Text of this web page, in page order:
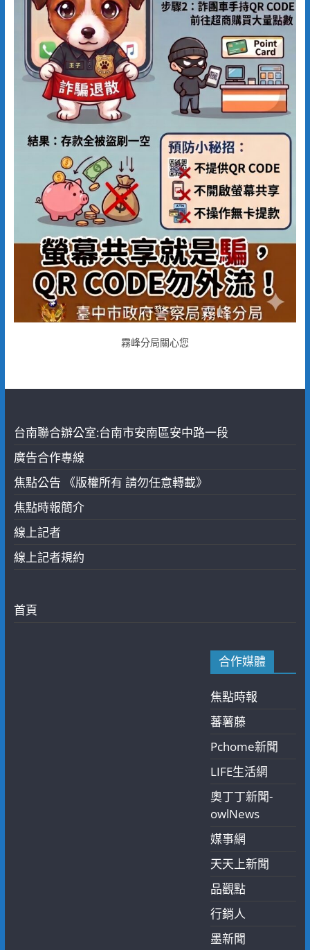
霧峰分局關心您
台南聯合辦公室:台南市安南區安中路一段
廣告合作專線
焦點公告 《版權所有 請勿任意轉載》
焦點時報簡介
線上記者
線上記者規約
首頁
合作媒體
焦點時報
蕃薯藤
Pchome新聞
LIFE生活網
奧丁丁新聞-
owlNews
媒事網
天天上新聞
品觀點
行銷人
墨新聞